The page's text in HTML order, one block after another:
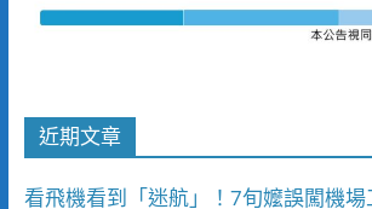
近期文章
看飛機看到「迷航」！7旬嬤誤闖機